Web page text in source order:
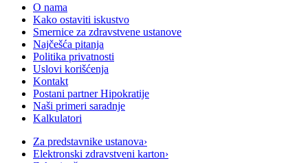
O nama
Kako ostaviti iskustvo
Smernice za zdravstvene ustanove
Najčešća pitanja
Politika privatnosti
Uslovi korišćenja
Kontakt
Postani partner Hipokratije
Naši primeri saradnje
Kalkulatori
Za predstavnike ustanova›
Elektronski zdravstveni karton›